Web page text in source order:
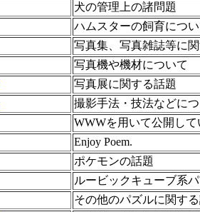
犬の管理上の諸問題
ハムスターの飼育につ
写真集、写真雑誌等に
写真機や機材について
写真展に関する話題
撮影手法・技法などに
WWWを用いて公開し
Enjoy Poem.
ポケモンの話題
ルービックキューブ系
その他のパズルに関す